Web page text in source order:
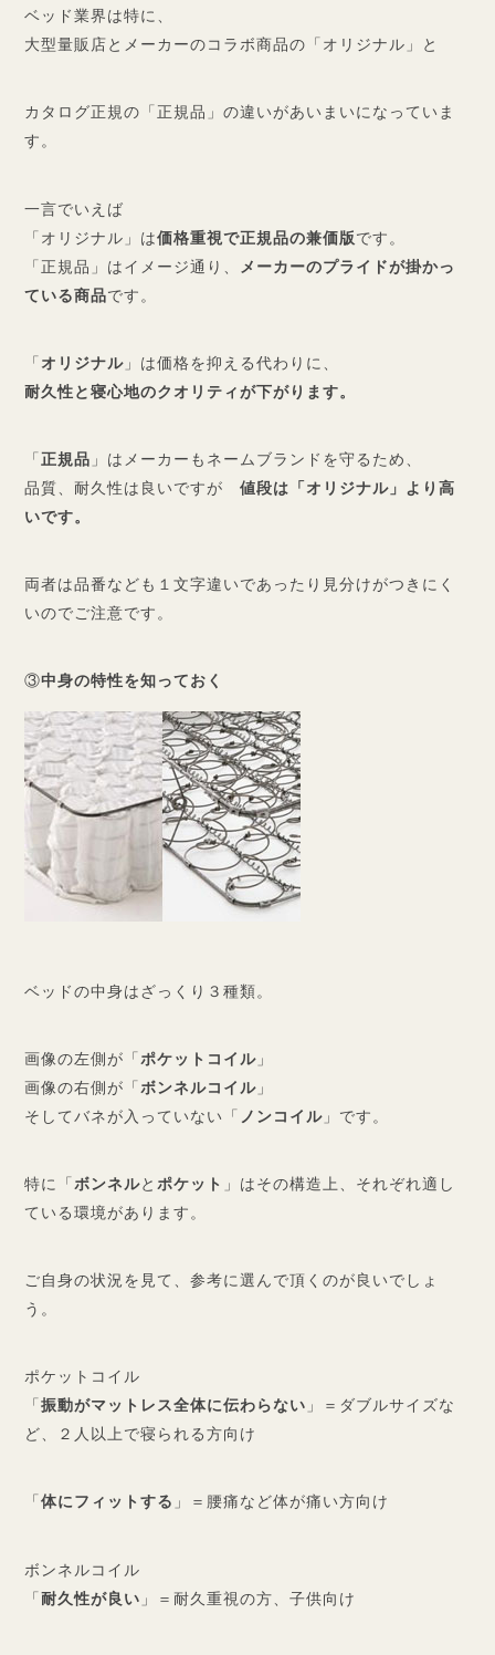
ベッド業界は特に、
大型量販店とメーカーのコラボ商品の「オリジナル」と
カタログ正規の「正規品」の違いがあいまいになっていま
す。
一言でいえば
「オリジナル」は価格重視で正規品の兼価版です。
「正規品」はイメージ通り、
メーカーのプライドが掛かっ
ている商品です。
「 オリジナル 」は価格を抑える代わりに、
耐久性と寝心地のクオリティが下がります。
「正規品 」はメーカーもネームブランドを守るため、
品質、耐久性は良いですが値段は「オリジナル」より高
いです。
両者は品番なども１文字違いであったり見分けがつきにく
いのでご注意です。
③中身の特性を知っておく
ベッドの中身はざっくり３種類。
画像の左側が「 ポケットコイル 」
画像の右側が「 ボンネルコイル 」
そしてバネが入っていない「 ノンコイル 」です。
特に「 ボンネルと ポケット 」はその構造上、それぞれ適し
ている環境があります。
ご自身の状況を見て、参考に選んで頂くのが良いでしょ
う。
ポケットコイル
「振動がマットレス全体に伝わらない 」＝ダブルサイズな
ど、２人以上で寝られる方向け
「体にフィットする 」＝腰痛など体が痛い方向け
ボンネルコイル
「耐久性が良い 」＝耐久重視の方、子供向け